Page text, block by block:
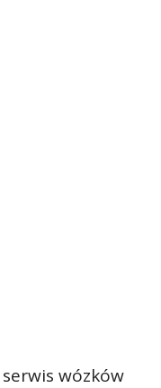
wózków